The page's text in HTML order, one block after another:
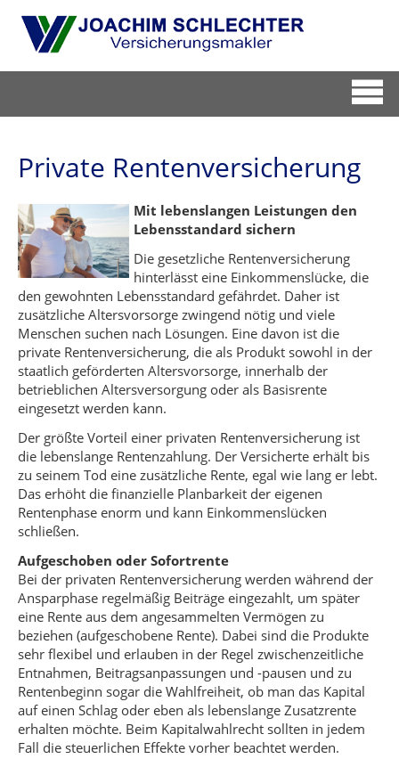
Private Rentenversicherung
Mit lebenslangen Leistungen den
Lebensstandard sichern
Die gesetzliche Rentenversicherung
hinterlässt eine Einkommenslücke, die
den gewohnten Lebensstandard gefährdet. Daher ist
zusätzliche Altersvorsorge zwingend nötig und viele
Menschen suchen nach Lösungen. Eine davon ist die
private Rentenversicherung, die als Produkt sowohl in der
staatlich geförderten Altersvorsorge, innerhalb der
betrieblichen Altersversorgung oder als Basisrente
eingesetzt werden kann.
Der größte Vorteil einer privaten Rentenversicherung ist
die lebenslange Rentenzahlung. Der Versicherte erhält bis
zu seinem Tod eine zusätzliche Rente, egal wie lang er lebt.
Das erhöht die finanzielle Planbarkeit der eigenen
Rentenphase enorm und kann Einkommenslücken
schließen.
Aufgeschoben oder Sofortrente
Bei der privaten Rentenversicherung werden während der
Ansparphase regelmäßig Beiträge eingezahlt, um später
eine Rente aus dem angesammelten Vermögen zu
beziehen (aufgeschobene Rente). Dabei sind die Produkte
sehr flexibel und erlauben in der Regel zwischenzeitliche
Entnahmen, Beitragsanpassungen und -pausen und zu
Rentenbeginn sogar die Wahlfreiheit, ob man das Kapital
auf einen Schlag oder eben als lebenslange Zusatzrente
erhalten möchte. Beim Kapitalwahlrecht sollten in jedem
Fall die steuerlichen Effekte vorher beachtet werden.